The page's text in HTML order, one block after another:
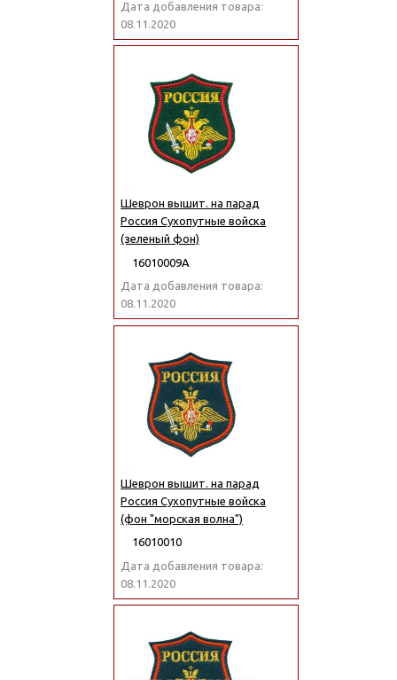
Дата добавления товара:
08.11.2020
Шеврон вышит. на парад
Россия Сухопутные войска
(зеленый фон)
16010009А
Дата добавления товара:
08.11.2020
Шеврон вышит. на парад
Россия Сухопутные войска
(фон "морская волна")
16010010
Дата добавления товара:
08.11.2020